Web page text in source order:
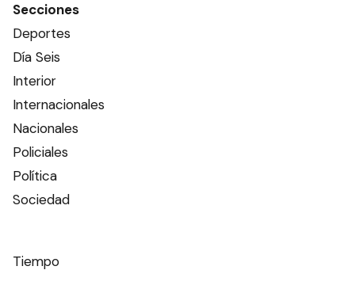
Secciones
Deportes
Día Seis
Interior
Internacionales
Nacionales
Policiales
Política
Sociedad
Tiempo